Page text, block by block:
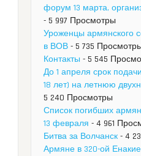
форум 13 марта,
- 5 997 Просмотры
Уроженцы армянского
в ВОВ - 5 735
Контакты - 5 545
До 1 апреля срок
18 лет) на летнюю
5 240 Просмотры
Список погибших
13 февраля - 4 961
Битва за Волчанск - 4
Армяне в 320-ой